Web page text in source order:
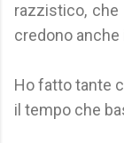
razzistico, che
credono anche
Ho fatto tante
il tempo che